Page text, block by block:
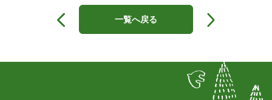
シ
一覧へ戻る